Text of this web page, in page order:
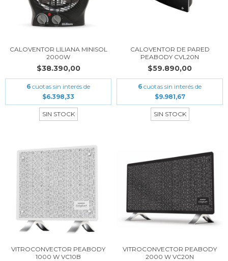
CALOVENTOR LILIANA MINISOL
2000W
$38.390,00
6 cuotas sin interés de
$6.398,33
SIN STOCK
CALOVENTOR DE PARED
PEABODY CVL20N
$59.890,00
6 cuotas sin interés de
$9.981,67
SIN STOCK
VITROCONVECTOR PEABODY
1000 W VC10B
VITROCONVECTOR PEABODY
2000 W VC20N